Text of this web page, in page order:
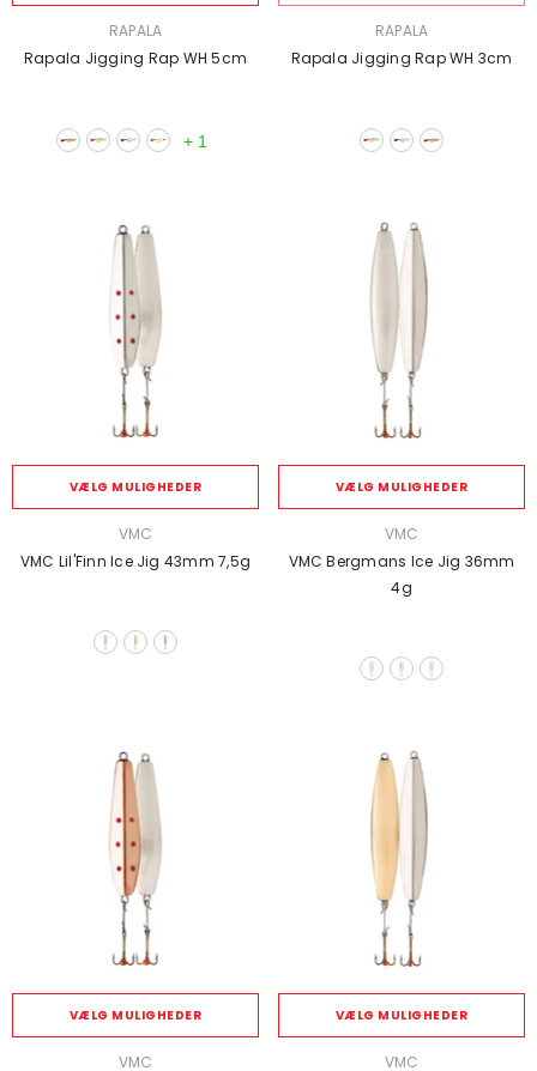
RAPALA
Rapala Jigging Rap WH 5cm
+ 1
RAPALA
Rapala Jigging Rap WH 3cm
VÆLG MULIGHEDER
VMC
VMC Lil'Finn Ice Jig 43mm 7,5g
VÆLG MULIGHEDER
VMC
VMC Bergmans Ice Jig 36mm
4g
VÆLG MULIGHEDER
VMC
VÆLG MULIGHEDER
VMC